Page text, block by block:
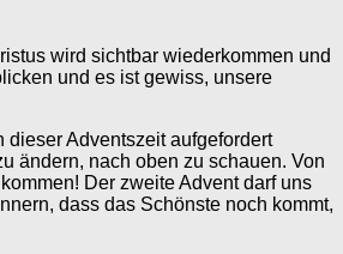
wird sichtbar wiederkommen und
und es ist gewiss, unsere
dieser Adventszeit aufgefordert
ändern, nach oben zu schauen. Von
Der zweite Advent darf uns
dass das Schönste noch kommt,